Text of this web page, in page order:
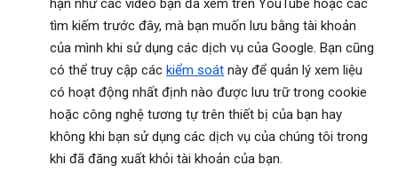
hạn như các video bạn đã xem trên YouTube hoặc các
tìm kiếm trước đây, mà bạn muốn lưu bằng tài khoản
của mình khi sử dụng các dịch vụ của Google. Bạn cũng
có thể truy cập các kiểm soát này để quản lý xem liệu
có hoạt động nhất định nào được lưu trữ trong cookie
hoặc công nghệ tương tự trên thiết bị của bạn hay
không khi bạn sử dụng các dịch vụ của chúng tôi trong
khi đã đăng xuất khỏi tài khoản của bạn.